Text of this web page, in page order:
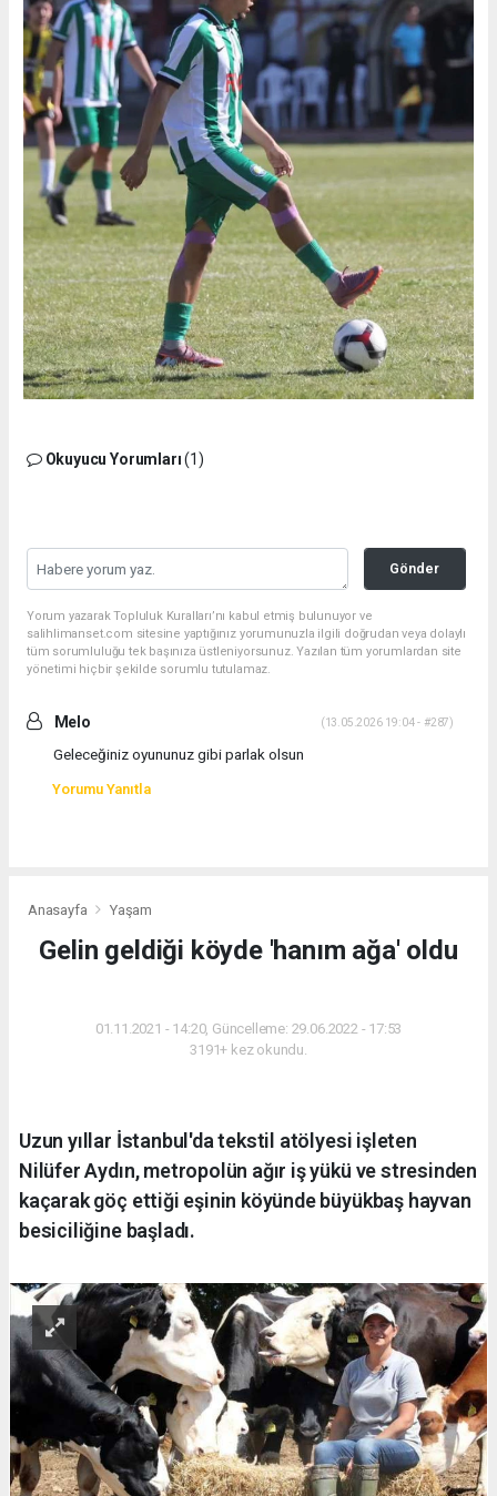
Okuyucu Yorumları(1)
Gönder
Yorum yazarak Topluluk Kuralları’nı kabul etmiş bulunuyor ve
salihlimanset.com sitesine yaptığınız yorumunuzla ilgili doğrudan veya dolaylı
tüm sorumluluğu tek başınıza üstleniyorsunuz. Yazılan tüm yorumlardan site
yönetimi hiçbir şekilde sorumlu tutulamaz.
Melo (13.05.2026 19:04 - #287)
Geleceğiniz oyununuz gibi parlak olsun
Yorumu Yanıtla
Anasayfa Yaşam
Gelin geldiği köyde 'hanım ağa' oldu
01.11.2021 - 14:20, Güncelleme: 29.06.2022 - 17:53
3191+ kez okundu.
Uzun yıllar İstanbul'da tekstil atölyesi işleten
Nilüfer Aydın, metropolün ağır iş yükü ve stresinden
kaçarak göç ettiği eşinin köyünde büyükbaş hayvan
besiciliğine başladı.